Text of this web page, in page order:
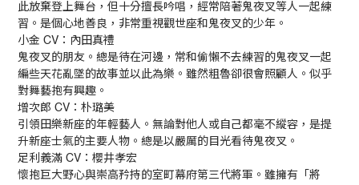
此放棄登上舞台，但十分擅長吟唱，經常陪著鬼夜叉等人一起練
習。是個心地善良，非常重視觀世座和鬼夜叉的少年。
小金 CV：內田真禮
鬼夜叉的朋友。總是待在河邊，常和偷懶不去練習的鬼夜叉一起
編些天花亂墜的故事並以此為樂。雖然粗魯卻很會照顧人。似乎
對舞藝抱有興趣。
增次郎 CV：朴璐美
引領田樂新座的年輕藝人。無論對他人或自己都毫不縱容，是提
升新座士氣的主要人物。總是以嚴厲的目光看待鬼夜叉。
足利義滿 CV：櫻井孝宏
懷抱巨大野心與崇高矜持的室町幕府第三代將軍。雖擁有「將